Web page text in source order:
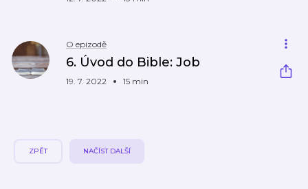
O epizodě
6. Úvod do Bible: Job
19. 7. 2022 15 min
ZPĚT NAČÍST DALŠÍ